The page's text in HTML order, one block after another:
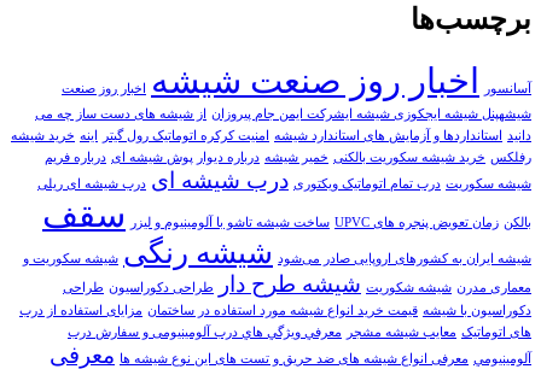
برچسب‌ها
آسانسور اخبار روز صنعت شيشه
اخبار روز صنعت
شیشهپنل شیشه ایجکوزی شیشه ایشرکت ایمن جام پیروزان
از شیشه های دست ساز چه می
دانید
استانداردها و آزمایش های استاندارد شیشه امنیت کرکره اتوماتیک رول گیتر اینه خريد شيشه
رفلکس خرید شیشه سکوریت بالکنی خمیر شیشه درباره دیوار پوش شیشه ای درباره فریم
شیشه سکوریت درب تمام اتوماتیک ویکتوری درب شیشه ای درب شیشه ای ریلی
بالکن زمان تعویض پنجره های UPVC ساخت شیشه تاشو با آلومینیوم و لیزر سقف
شیشه ایران به کشور‌های اروپایی صادر می‌شود شیشه رنگی شیشه سکوریت و
معماری مدرن شیشه شکوریت شیشه طرح دار طراحی دکوراسیون طراحی
دکوراسیون با شیشه قیمت خرید انواع شیشه مورد استفاده در ساختمان مزایای استفاده از درب
های اتوماتیک معایب شیشه مشجر
معرفي ويژگي هاي درب آلومینیومی و سفارش درب
آلومينيومي معرفی انواع شیشه های ضد حریق و تست های این نوع شیشه ها
معرفی